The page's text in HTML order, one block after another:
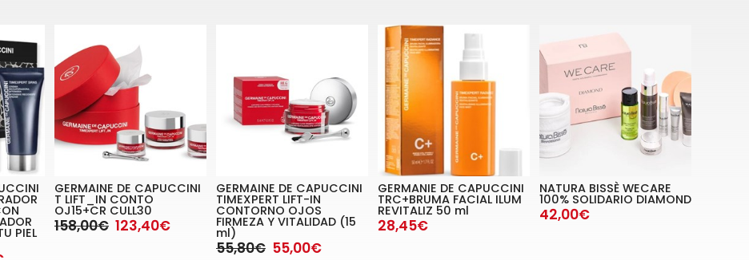
PIEL
GERMAINE DE CAPUCCINI
T LIFT_IN CONTO
OJ15+CR CULL30
158,00€ 123,40€
GERMAINE DE CAPUCCINI
TIMEXPERT LIFT-IN
CONTORNO OJOS
FIRMEZA Y VITALIDAD (15
ml)
55,80€ 55,00€
GERMANIE DE CAPUCCINI
TRC+BRUMA FACIAL ILUM
REVITALIZ 50 ml
28,45€
NATURA BISSÈ WECARE
100% SOLIDARIO DIAMOND
42,00€